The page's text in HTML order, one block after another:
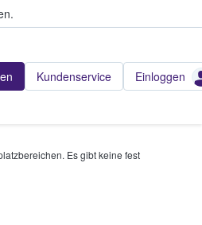
Kundenservice Einloggen
Es gibt keine fest